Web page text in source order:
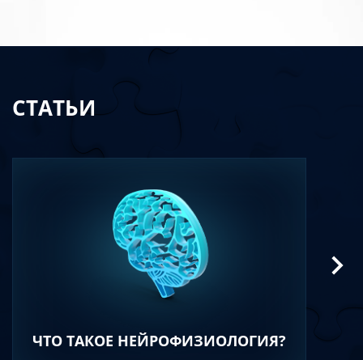
СТАТЬИ
ЧТО ТАКОЕ НЕЙРОФИЗИОЛОГИЯ?